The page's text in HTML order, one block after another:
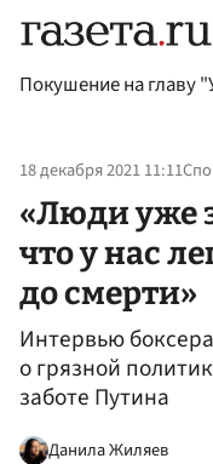
Покушение на главу
18 декабря 2021 11:11
«Люди уже
что у нас
до смерти»
Интервью
о грязной
заботе Путина
Данила Жиляев